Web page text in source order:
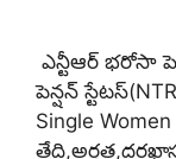
ఎన్టీఆర్ భరోసా
పెన్షన్
Single